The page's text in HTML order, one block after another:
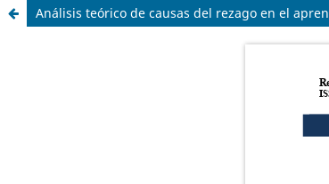
Análisis teórico de causas del rezago en el